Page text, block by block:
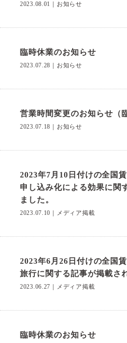
2023.08.01
お知らせ
臨時休業のお知らせ
2023.07.28
お知らせ
営業時間変更のお知らせ（
2023.07.18
お知らせ
2023年7月10日付けの全国
申し込み化による効果に関
ました。
2023.07.10
メディア掲載
2023年6月26日付けの全国
旅行に関する記事が掲載さ
2023.06.27
メディア掲載
臨時休業のお知らせ